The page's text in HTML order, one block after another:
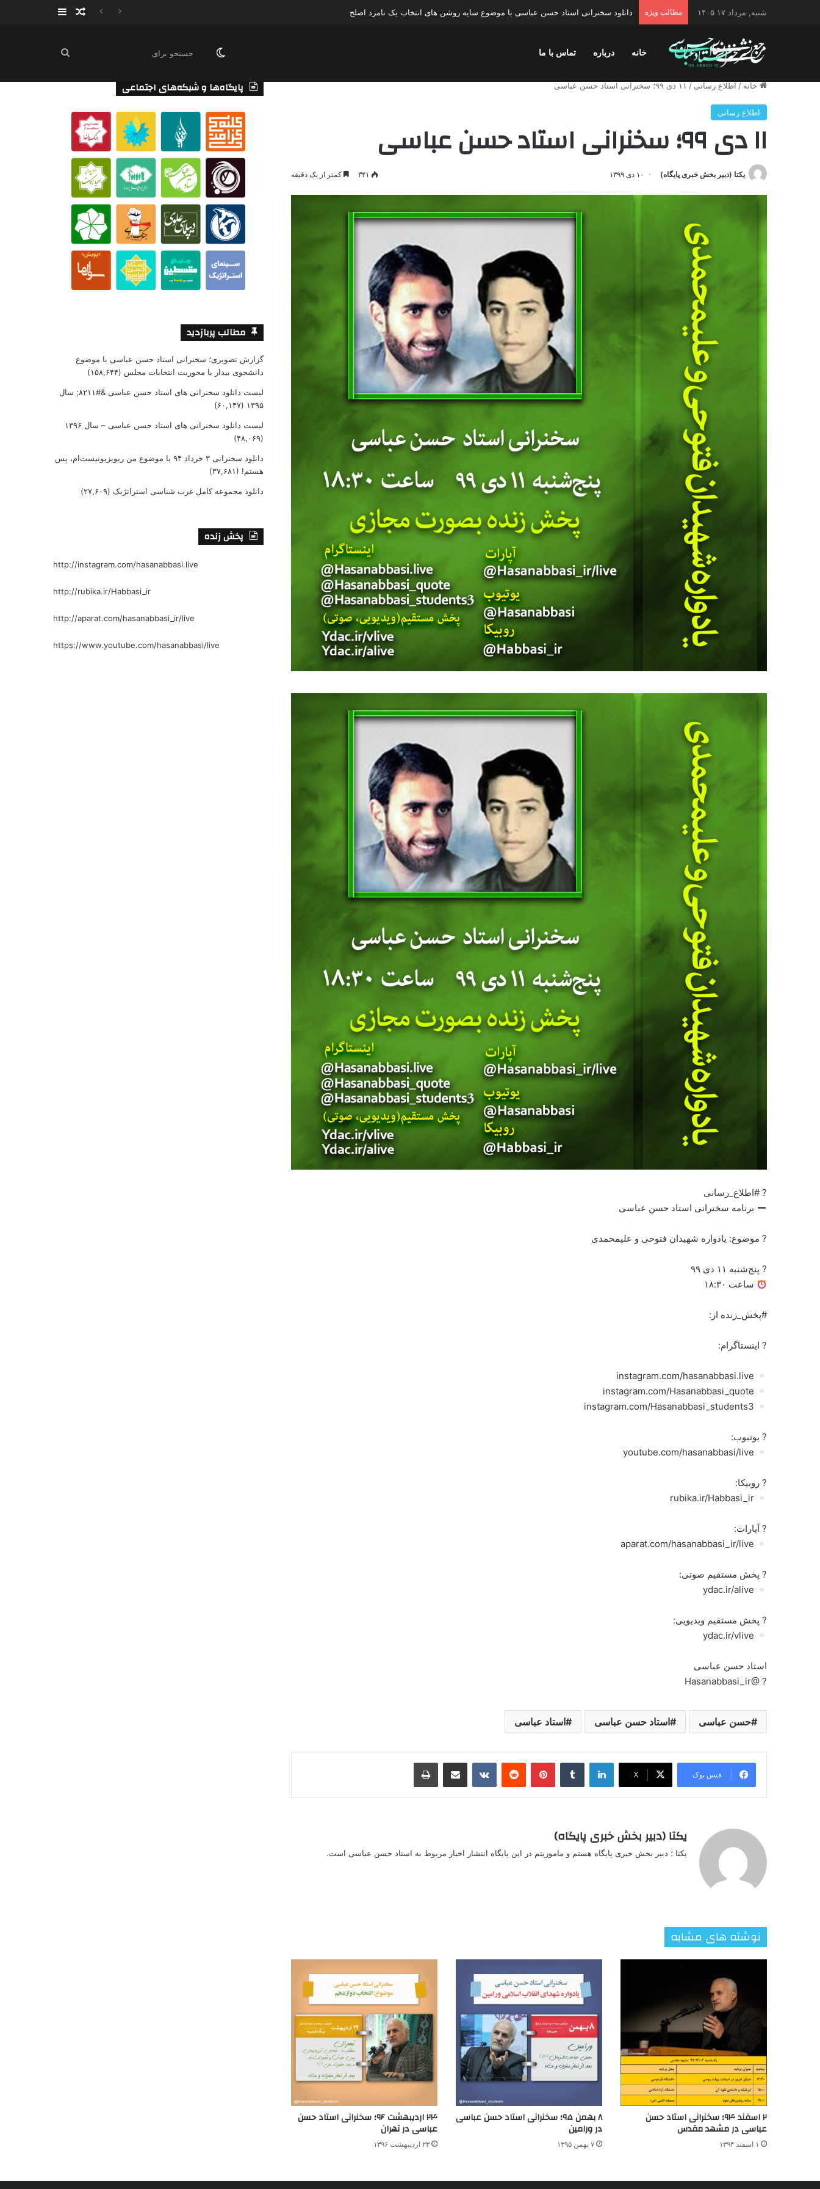
شنبه, مرداد ۱۷ ۱۴۰۵ مطالب ویژه دانلود سخنرانی استاد حسن عباسی با موضوع چهار انتخاب ۱۴۰۰ نوشته تصادفی
سایدبار
خانه درباره تماس با ما تغییر پوسته
جستجو
خانه / اطلاع رسانی / ۱۱ دی ۹۹؛ سخنرانی استاد حسن عباسی
اطلاع رسانی
۱۱ دی ۹۹؛ سخنرانی استاد حسن عباسی
یکتا (دبیر بخش خبری پایگاه) ۱۰ دی ۱۳۹۹ ۳۴۱ کمتر از یک دقیقه
? #اطلاع_رسانی
برنامه سخنرانی استاد حسن عباسی
? موضوع: یادواره شهیدان فتوحی و علیمحمدی
? پنج‌شنبه ۱۱ دی ۹۹
ساعت ۱۸:۳۰
#پخش_زنده از:
? اینستاگرام:
? یوتیوب:
? روبیکا:
rubika.ir/Habbasi_ir
? آپارات:
? پخش مستقیم صوتی:
? پخش مستقیم ویدیویی:
استاد حسن عباسی
? @Hasanabbasi_ir
حسن عباسی استاد حسن عباسی استاد عباسی
فیس بوک X
لینکدین ‫تامبلر ‫پین‌ترست‫رددیت ‫VKontakteاشتراک گذاری از طریق ایمیل چاپ
یکتا (دبیر بخش خبری پایگاه)
یکتا ؛ دبیر بخش خبری پایگاه هستم و ماموریتم در این پایگاه انتشار اخبار مربوط به استاد حسن عباسی است.
نوشته های مشابه
۲ اسفند ۹۴؛ سخنرانی استاد حسن
عباسی در مشهد مقدس
۱ اسفند ۱۳۹۴
۸ بهمن ۹۵؛ سخنرانی استاد حسن عباسی
در ورامین
۷ بهمن ۱۳۹۵
۲۴ اردیبهشت ۹۶؛ سخنرانی استاد حسن
عباسی در تهران
۲۳ اردیبهشت ۱۳۹۶
پایگاه‌ها و شبکه‌های اجتماعی
مطالب پربازدید
گزارش تصویری؛ سخنرانی استاد حسن عباسی با موضوع
دانشجوی بیدار با محوریت انتخابات مجلس (۱۵۸,۶۴۴)
لیست دانلود سخنرانی های استاد حسن عباسی &#۸۲۱۱; سال
۱۳۹۵ (۶۰,۱۴۷)
لیست دانلود سخنرانی های استاد حسن عباسی – سال ۱۳۹۶
(۴۸,۰۶۹)
دانلود سخنرانی ۳ خرداد ۹۴ با موضوع من ریویزیونیست‌ام، پس
هستم! (۳۷,۶۸۱)
دانلود مجموعه کامل غرب شناسی استراتژیک (۲۷,۶۰۹)
پخش زنده
http://instagram.com/hasanabbasi.live
http://rubika.ir/Habbasi_ir
http://aparat.com/hasanabbasi_ir/live
https://www.youtube.com/hasanabbasi/live